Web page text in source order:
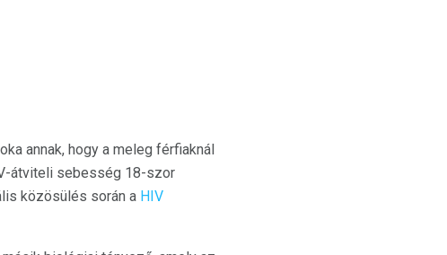
annak, hogy a meleg férfiaknál
átviteli sebesség 18-szor
közösülés során a HIV